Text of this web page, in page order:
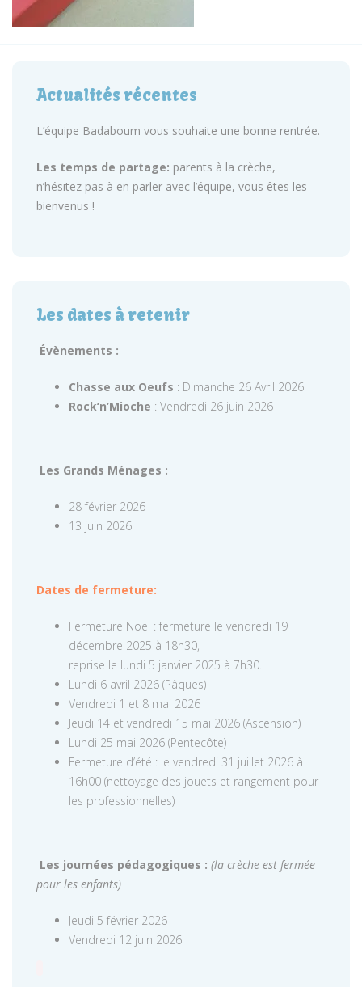
Actualités récentes
L’équipe Badaboum vous souhaite une bonne rentrée.
Les temps de partage: parents à la crèche,
n’hésitez pas à en parler avec l’équipe, vous êtes les
bienvenus !
Les dates à retenir
Évènements :
Chasse aux Oeufs : Dimanche 26 Avril 2026
Rock’n’Mioche : Vendredi 26 juin 2026
Les Grands Ménages :
28 février 2026
13 juin 2026
Dates de fermeture:
Fermeture Noël : fermeture le vendredi 19
décembre 2025 à 18h30,
reprise le lundi 5 janvier 2025 à 7h30.
Lundi 6 avril 2026 (Pâques)
Vendredi 1 et 8 mai 2026
Jeudi 14 et vendredi 15 mai 2026 (Ascension)
Lundi 25 mai 2026 (Pentecôte)
Fermeture d’été : le vendredi 31 juillet 2026 à
16h00 (nettoyage des jouets et rangement pour
les professionnelles)
Les journées pédagogiques : (la crèche est fermée
pour les enfants)
Jeudi 5 février 2026
Vendredi 12 juin 2026